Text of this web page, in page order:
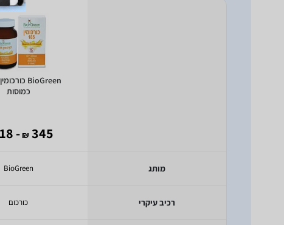
מותג
רכיב עיקרי
כמוסות
345
₪
- 118
BioGreen
כורכום